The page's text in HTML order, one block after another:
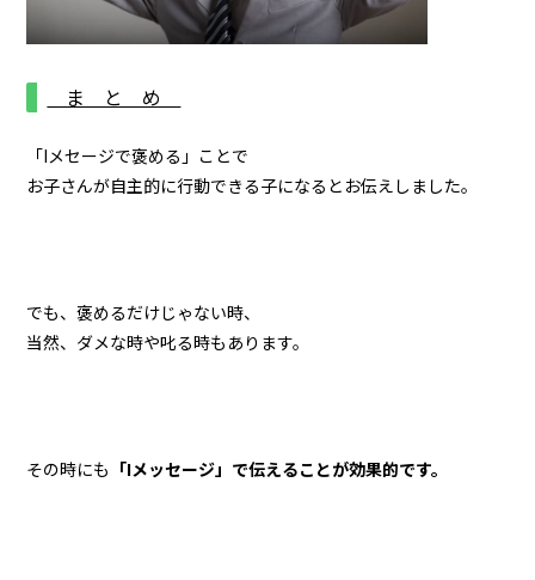
ま と め
「Iメセージで褒める」ことで
お子さんが自主的に行動できる子になるとお伝えしました。
でも、褒めるだけじゃない時、
当然、ダメな時や叱る時もあります。
その時にも 「Iメッセージ」で伝えることが効果的です。